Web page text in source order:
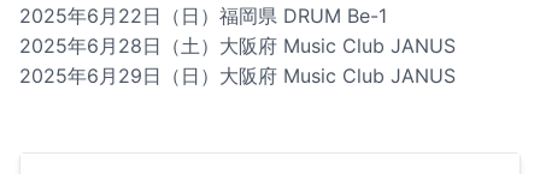
2025年6月22日（日）福岡県 DRUM Be-1
2025年6月28日（土）大阪府 Music Club JANUS
2025年6月29日（日）大阪府 Music Club JANUS